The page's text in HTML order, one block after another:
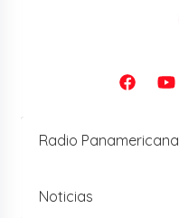
Radio Panamericana
Noticias